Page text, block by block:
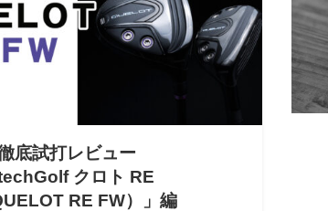
底試打レビュー
クロト RE
RE FW）」編